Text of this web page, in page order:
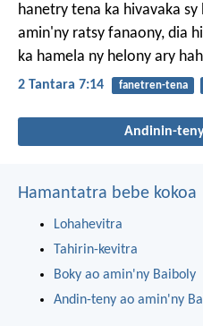
hanetry tena ka hivavaka
amin'ny ratsy fanaony, dia
ka hamela ny helony ary
2 Tantara 7:14 fanetren-tena
Andinin-
Hamantatra bebe kokoa
Lohahevitra
Tahirin-kevitra
Boky ao amin'ny Baiboly
Andin-teny ao amin'ny